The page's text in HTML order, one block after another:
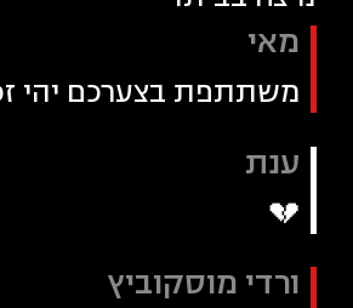
מאי
משתתפת בצערכם יהי
ענת
💔
ורדי מוסקוביץ